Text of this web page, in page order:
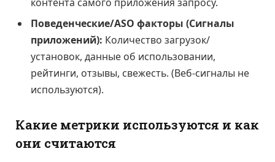
Поведенческие/ASO факторы (Сигналы
приложений): Количество загрузок/
установок, данные об использовании,
рейтинги, отзывы, свежесть. (Веб-сигналы не
используются).
Какие метрики используются и как
они считаются